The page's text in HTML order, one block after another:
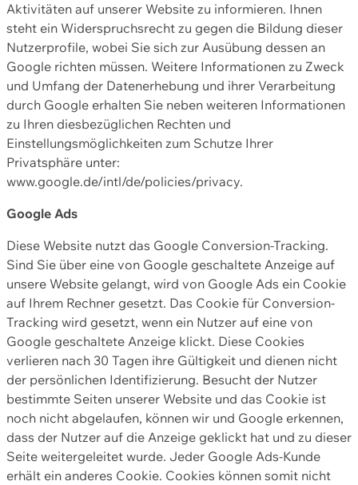
Aktivitäten auf unserer Website zu informieren. Ihnen
steht ein Widerspruchsrecht zu gegen die Bildung dieser
Nutzerprofile, wobei Sie sich zur Ausübung dessen an
Google richten müssen. Weitere Informationen zu Zweck
und Umfang der Datenerhebung und ihrer Verarbeitung
durch Google erhalten Sie neben weiteren Informationen
zu Ihren diesbezüglichen Rechten und
Einstellungsmöglichkeiten zum Schutze Ihrer
Privatsphäre unter:
www.google.de/intl/de/policies/privacy.
Google Ads
Diese Website nutzt das Google Conversion-Tracking.
Sind Sie über eine von Google geschaltete Anzeige auf
unsere Website gelangt, wird von Google Ads ein Cookie
auf Ihrem Rechner gesetzt. Das Cookie für Conversion-
Tracking wird gesetzt, wenn ein Nutzer auf eine von
Google geschaltete Anzeige klickt. Diese Cookies
verlieren nach 30 Tagen ihre Gültigkeit und dienen nicht
der persönlichen Identifizierung. Besucht der Nutzer
bestimmte Seiten unserer Website und das Cookie ist
noch nicht abgelaufen, können wir und Google erkennen,
dass der Nutzer auf die Anzeige geklickt hat und zu dieser
Seite weitergeleitet wurde. Jeder Google Ads-Kunde
erhält ein anderes Cookie. Cookies können somit nicht